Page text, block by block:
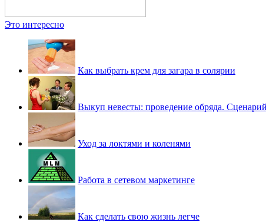
Это интересно
Как выбрать крем для загара в солярии
Выкуп невесты: проведение обряда.
Уход за локтями и коленями
Работа в сетевом маркетинге
Как сделать свою жизнь легче